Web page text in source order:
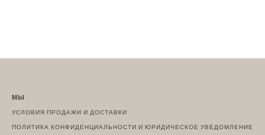
МЫ
УСЛОВИЯ ПРОДАЖИ И ДОСТАВКИ
ПОЛИТИКА КОНФИДЕНЦИАЛЬНОСТИ И ЮРИДИЧЕСКОЕ УВЕДОМЛЕНИЕ